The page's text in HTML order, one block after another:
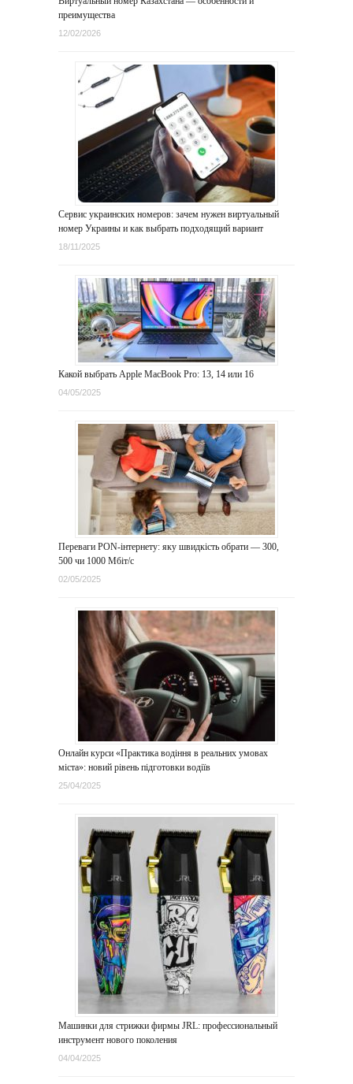
преимущества
12/02/2026
Сервис украинских номеров: зачем нужен виртуальный
номер Украины и как выбрать подходящий вариант
18/11/2025
Какой выбрать Apple MacBook Pro: 13, 14 или 16
04/05/2025
Переваги PON-інтернету: яку швидкість обрати — 300,
500 чи 1000 Мбіт/с
02/05/2025
Онлайн курси «Практика водіння в реальних умовах
міста»: новий рівень підготовки водіїв
25/04/2025
Машинки для стрижки фирмы JRL: профессиональный
инструмент нового поколения
04/04/2025